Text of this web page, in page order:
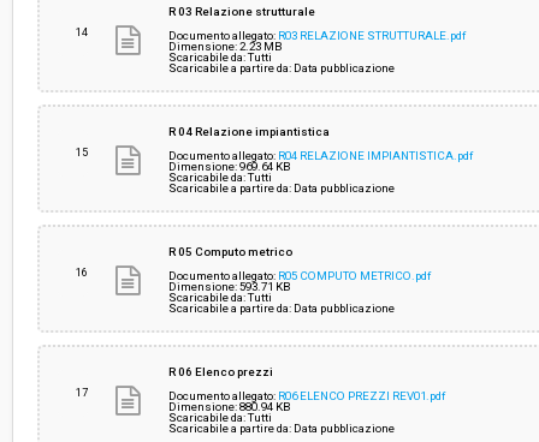
14
R 03 Relazione strutturale
Documento allegato: R03 RELAZIONE STRUTTURALE.pdf
Dimensione: 2.23 MB
Scaricabile da: Tutti
Scaricabile a partire da: Data pubblicazione
15
R 04 Relazione impiantistica
Documento allegato: R04 RELAZIONE IMPIANTISTICA.pdf
Dimensione: 969.64 KB
Scaricabile da: Tutti
Scaricabile a partire da: Data pubblicazione
16
R 05 Computo metrico
Documento allegato: R05 COMPUTO METRICO.pdf
Dimensione: 593.71 KB
Scaricabile da: Tutti
Scaricabile a partire da: Data pubblicazione
17
R 06 Elenco prezzi
Documento allegato: R06 ELENCO PREZZI REV01.pdf
Dimensione: 880.94 KB
Scaricabile da: Tutti
Scaricabile a partire da: Data pubblicazione